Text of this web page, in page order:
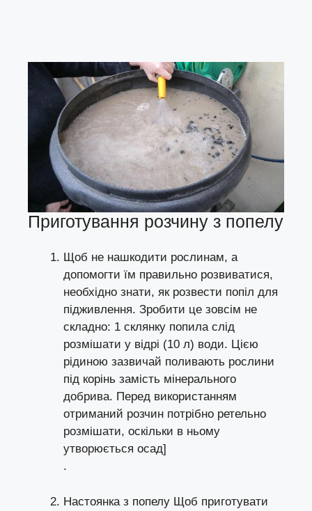
Приготування розчину з попелу
Щоб не нашкодити рослинам, а
допомогти їм правильно розвиватися,
необхідно знати, як розвести попіл для
підживлення. Зробити це зовсім не
складно: 1 склянку попила слід
розмішати у відрі (10 л) води. Цією
рідиною зазвичай поливають рослини
під корінь замість мінерального
добрива. Перед використанням
отриманий розчин потрібно ретельно
розмішати, оскільки в ньому
утворюється осад]
.
Настоянка з попелу Щоб приготувати